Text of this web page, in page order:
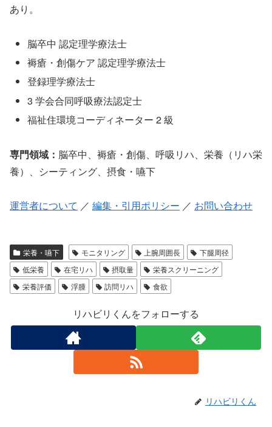
あり。
脳卒中 認定理学療法士
褥瘡・創傷ケア 認定理学療法士
登録理学療法士
3 学会合同呼吸療法認定士
福祉住環境コーディネーター 2 級
専門領域： 脳卒中、褥瘡・創傷、呼吸リハ、栄養（リハ栄
養）、シーティング、摂食・嚥下
運営者について ／ 編集・引用ポリシー ／ お問い合わせ
栄養・嚥下 モニタリング 上腕周囲長
下腿周径
低栄養
在宅リハ 摂取量
栄養スクリーニング
栄養評価
浮腫 訪問リハ 食欲
リハビリくんをフォローする
リハビリくん